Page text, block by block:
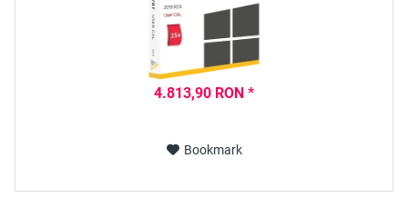
4.813,90 RON *
Bookmark